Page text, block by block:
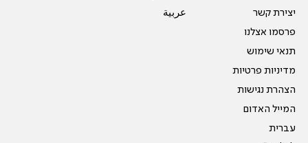
יצירת קשר
פרסמו אצלנו
תנאי שימוש
מדיניות פרטיות
הצהרת נגישות
המייל האדום
עברית
عربية